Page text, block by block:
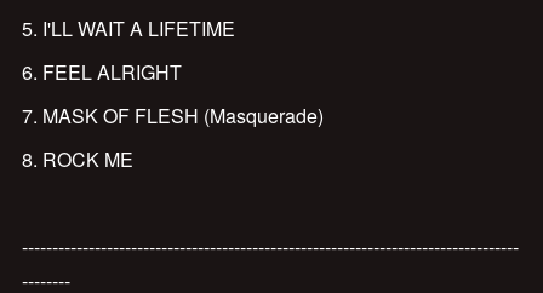
5. I'LL WAIT A LIFETIME
6. FEEL ALRIGHT
7. MASK OF FLESH (Masquerade)
8. ROCK ME
----------------------------------------------------------------------------------
--------